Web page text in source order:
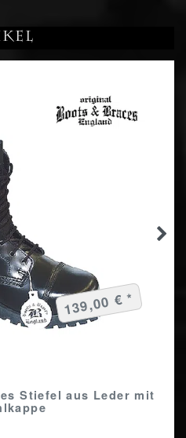
Stiefel aus Leder mit
139,00 € *